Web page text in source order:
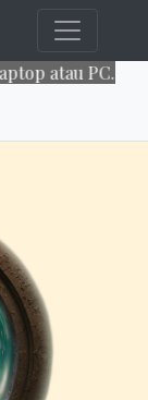
atau PC. Enjoy